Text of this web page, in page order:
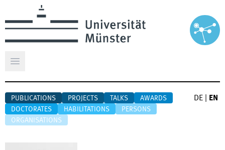
Open main menu
PUBLICATIONS PROJECTS TALKS
AWARDS
DOCTORATES
HABILITATIONS
PERSONS
ORGANISATIONS
DE EN